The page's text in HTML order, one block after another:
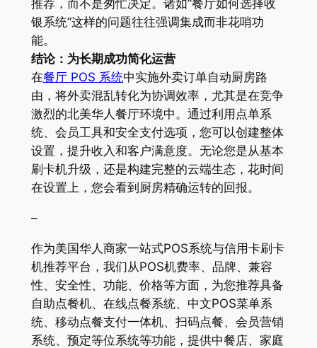
推荐，而不是匆忙决定。诸如“餐厅如何选择收
银系统”这样的问题往往强调集成而非花哨功
能。
结论：为长期成功简化运营
在餐厅 POS 系统中实施外卖订单自动厨房路
由，将外卖混乱转化为协调效率，尤其是在竞争
激烈的北美华人餐厅环境中。通过利用点单系
统、会员工具和安全支付选项，您可以创建整体
设置，提升收入和客户满意度。无论您是从基本
刷卡机升级，还是构建完整的云端生态，花时间
在设置上，您会看到厨房精确运转的回报。
–
作为美国华人商家一站式POS系统与信用卡刷卡
机推荐平台，我们从POS机费率、品牌、兼容
性、安全性、功能、价格等方面，为您推荐具备
自助点餐机、在线点餐系统、中文POS菜单系
统、移动点餐支付一体机、扫码点餐、会员营销
系统、预定等位系统等功能，提供中餐店、家庭